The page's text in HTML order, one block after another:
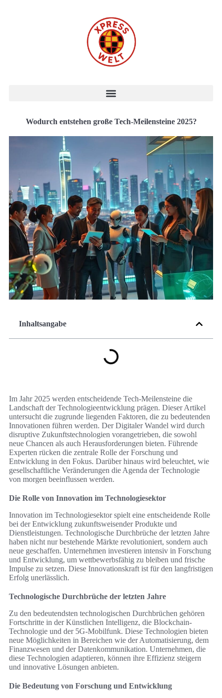
Wodurch entstehen große Tech-Meilensteine 2025?
Inhaltsangabe
Im Jahr 2025 werden entscheidende Tech-Meilensteine die
Landschaft der Technologieentwicklung prägen. Dieser Artikel
untersucht die zugrunde liegenden Faktoren, die zu bedeutenden
Innovationen führen werden. Der Digitaler Wandel wird durch
disruptive Zukunftstechnologien vorangetrieben, die sowohl
neue Chancen als auch Herausforderungen bieten. Führende
Experten rücken die zentrale Rolle der Forschung und
Entwicklung in den Fokus. Darüber hinaus wird beleuchtet, wie
gesellschaftliche Veränderungen die Agenda der Technologie
von morgen beeinflussen werden.
Die Rolle von Innovation im Technologiesektor
Innovation im Technologiesektor spielt eine entscheidende Rolle
bei der Entwicklung zukunftsweisender Produkte und
Dienstleistungen. Technologische Durchbrüche der letzten Jahre
haben nicht nur bestehende Märkte revolutioniert, sondern auch
neue geschaffen. Unternehmen investieren intensiv in Forschung
und Entwicklung, um wettbewerbsfähig zu bleiben und frische
Impulse zu setzen. Diese Innovationskraft ist für den langfristigen
Erfolg unerlässlich.
Technologische Durchbrüche der letzten Jahre
Zu den bedeutendsten technologischen Durchbrüchen gehören
Fortschritte in der Künstlichen Intelligenz, die Blockchain-
Technologie und der 5G-Mobilfunk. Diese Technologien bieten
neue Möglichkeiten in Bereichen wie der Automatisierung, dem
Finanzwesen und der Datenkommunikation. Unternehmen, die
diese Technologien adaptieren, können ihre Effizienz steigern
und innovative Lösungen anbieten.
Die Bedeutung von Forschung und Entwicklung